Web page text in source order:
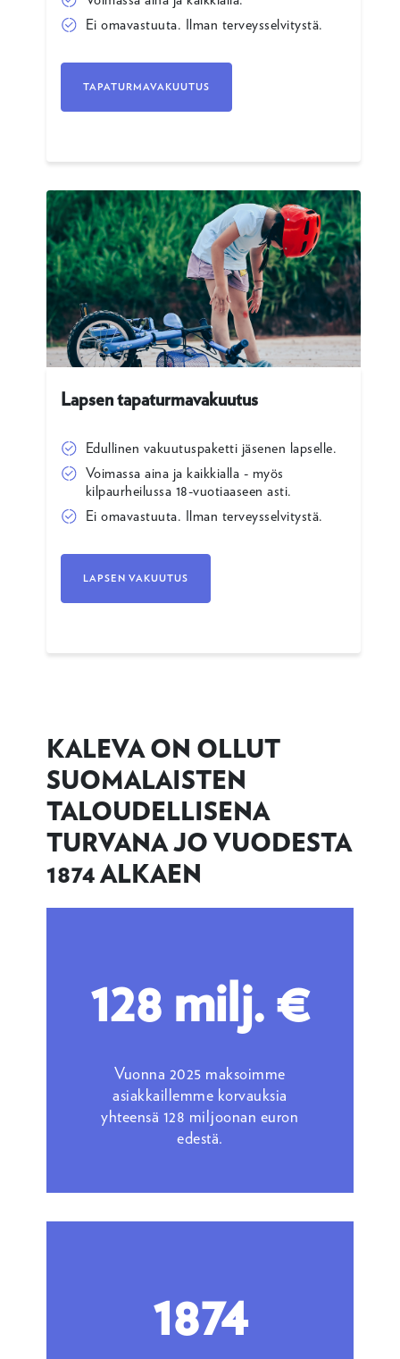
Ei omavastuuta. Ilman terveysselvitystä.
TAPATURMAVAKUUTUS
Lapsen tapaturmavakuutus
Edullinen vakuutuspaketti jäsenen lapselle.
Voimassa aina ja kaikkialla - myös
kilpaurheilussa 18-vuotiaaseen asti.
Ei omavastuuta. Ilman terveysselvitystä.
LAPSEN VAKUUTUS
KALEVA ON OLLUT
SUOMALAISTEN
TALOUDELLISENA
TURVANA JO VUODESTA
1874 ALKAEN
128 milj. €
Vuonna 2025 maksoimme
asiakkaillemme korvauksia
yhteensä 128 miljoonan euron
edestä.
1874